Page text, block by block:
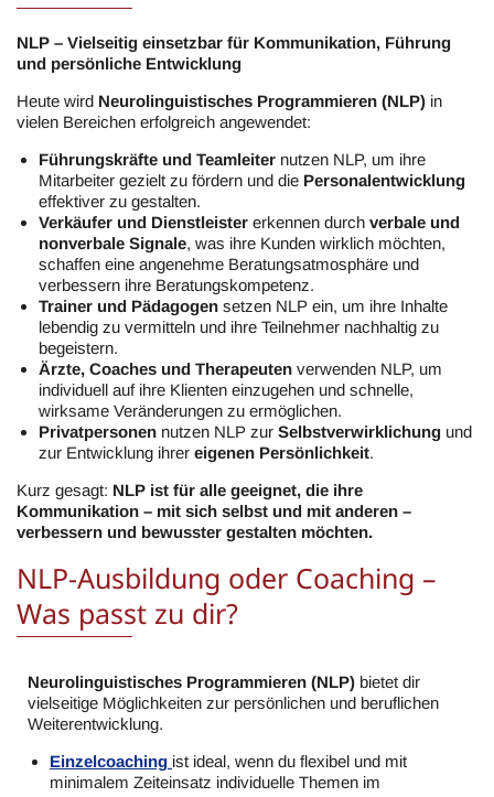
NLP – Vielseitig einsetzbar für Kommunikation, Führung
und persönliche Entwicklung
Heute wird Neurolinguistisches Programmieren (NLP) in
vielen Bereichen erfolgreich angewendet:
Führungskräfte und Teamleiter nutzen NLP, um ihre
Mitarbeiter gezielt zu fördern und die Personalentwicklung
effektiver zu gestalten.
Verkäufer und Dienstleister erkennen durch verbale und
nonverbale Signale, was ihre Kunden wirklich möchten,
schaffen eine angenehme Beratungsatmosphäre und
verbessern ihre Beratungskompetenz.
Trainer und Pädagogen setzen NLP ein, um ihre Inhalte
lebendig zu vermitteln und ihre Teilnehmer nachhaltig zu
begeistern.
Ärzte, Coaches und Therapeuten verwenden NLP, um
individuell auf ihre Klienten einzugehen und schnelle,
wirksame Veränderungen zu ermöglichen.
Privatpersonen nutzen NLP zur Selbstverwirklichung und
zur Entwicklung ihrer eigenen Persönlichkeit.
Kurz gesagt: NLP ist für alle geeignet, die ihre
Kommunikation – mit sich selbst und mit anderen –
verbessern und bewusster gestalten möchten.
NLP-Ausbildung oder Coaching –
Was passt zu dir?
Neurolinguistisches Programmieren (NLP) bietet dir
vielseitige Möglichkeiten zur persönlichen und beruflichen
Weiterentwicklung.
Einzelcoaching ist ideal, wenn du flexibel und mit
minimalem Zeiteinsatz individuelle Themen im